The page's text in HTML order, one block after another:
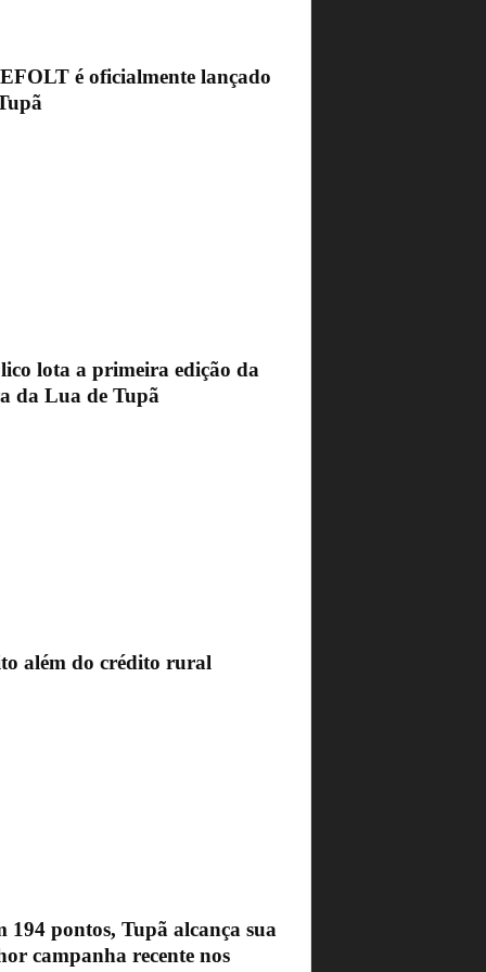
é oficialmente lançado
lota a primeira edição da
da Lua de Tupã
além do crédito rural
194 pontos, Tupã alcança sua
campanha recente nos